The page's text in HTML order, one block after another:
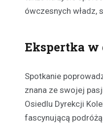
ówczesnych władz,
Ekspertka w
Spotkanie
znana ze swojej
Osiedlu Dyrekcji
fascynującą